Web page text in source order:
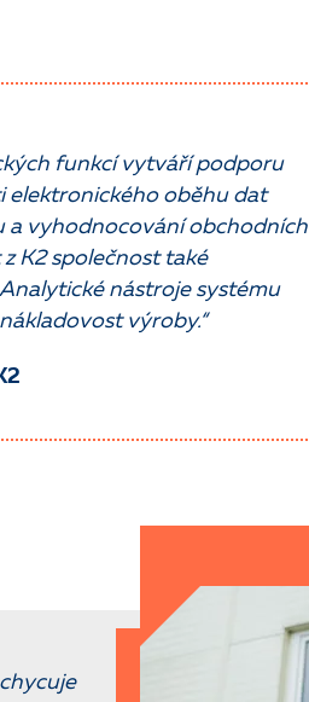
funkcí vytváří podporu
elektronického oběhu dat
a vyhodnocování obchodních
K2 společnost také
nástroje systému
výroby.“